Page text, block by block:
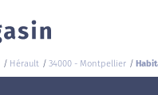
Hérault 34000 - Montpellier